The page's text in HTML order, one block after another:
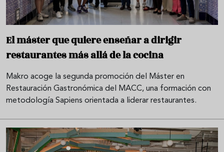
El máster que quiere enseñar a dirigir
restaurantes más allá de la cocina
Makro acoge la segunda promoción del Máster en
Restauración Gastronómica del MACC, una formación con
metodología Sapiens orientada a liderar restaurantes.